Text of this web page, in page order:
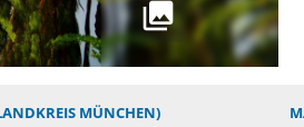
MÜNCHEN)